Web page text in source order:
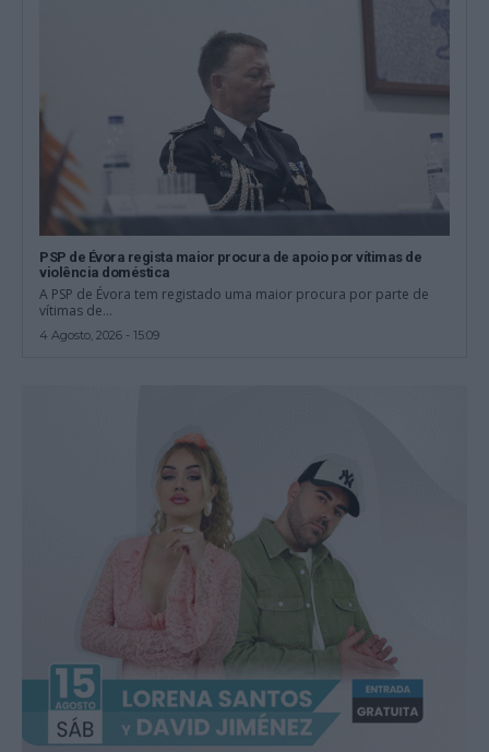
PSP de Évora regista maior procura de apoio por vítimas de
violência doméstica
A PSP de Évora tem registado uma maior procura por parte de
vítimas de...
4 Agosto, 2026 - 15:09